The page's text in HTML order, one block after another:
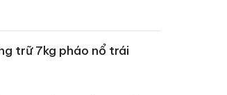
trữ 7kg pháo nổ trái